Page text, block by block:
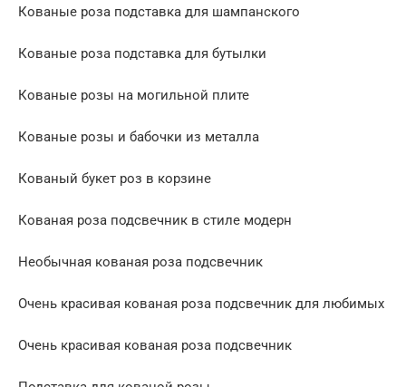
Кованые роза подставка для шампанского
Кованые роза подставка для бутылки
Кованые розы на могильной плите
Кованые розы и бабочки из металла
Кованый букет роз в корзине
Кованая роза подсвечник в стиле модерн
Необычная кованая роза подсвечник
Очень красивая кованая роза подсвечник для любимых
Очень красивая кованая роза подсвечник